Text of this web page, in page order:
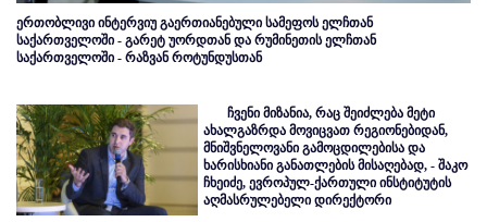
ერთობლივი ინტერვიუ გაერთიანებული სამეფოს ელჩთან
საქართველოში - გარეტ უორდთან და რუმინეთის ელჩთან
საქართველოში - რაზვან როტუნდუსთან
ჩვენი მიზანია, რაც შეიძლება მეტი
ახალგაზრდა მოვიცვათ რეგიონებიდან,
მნიშვნელოვანი გამოცდილებისა და
ხარისხიანი განათლების მისაღებად, - შაკო
ჩხეიძე, ევროპულ-ქართული ინსტიტუტის
აღმასრულებელი დირექტორი